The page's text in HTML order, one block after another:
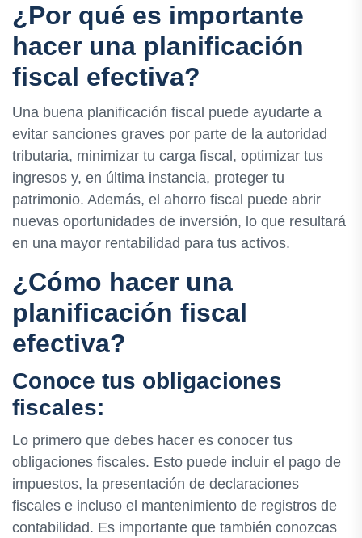
¿Por qué es importante
hacer una planificación
fiscal efectiva?
Una buena planificación fiscal puede ayudarte a
evitar sanciones graves por parte de la autoridad
tributaria, minimizar tu carga fiscal, optimizar tus
ingresos y, en última instancia, proteger tu
patrimonio. Además, el ahorro fiscal puede abrir
nuevas oportunidades de inversión, lo que resultará
en una mayor rentabilidad para tus activos.
¿Cómo hacer una
planificación fiscal
efectiva?
Conoce tus obligaciones
fiscales:
Lo primero que debes hacer es conocer tus
obligaciones fiscales. Esto puede incluir el pago de
impuestos, la presentación de declaraciones
fiscales e incluso el mantenimiento de registros de
contabilidad. Es importante que también conozcas